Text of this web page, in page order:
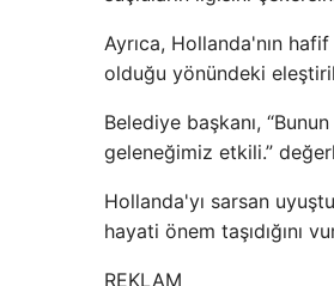
Ayrıca, Hollanda'nın
olduğu yönündeki
Belediye başkanı,
geleneğimiz etkili.”
Hollanda'yı sarsan
hayati önem taşıdığını
REKLAM